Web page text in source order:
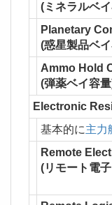
(ミネラルベ
Planetary
(惑星製品ベ
Ammo Hold
(弾薬ベイ容
Electronic
基本的に主力
Remote
(リモート電